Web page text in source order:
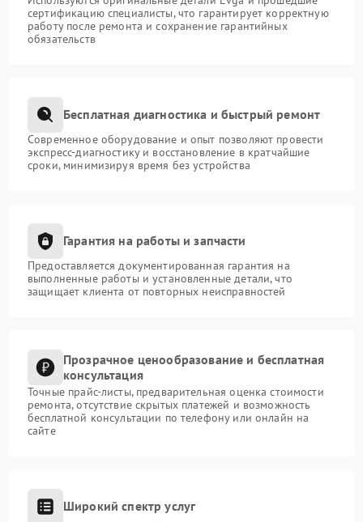
сертификацию специалисты, что гарантирует корректную
работу после ремонта и сохранение гарантийных
обязательств
Бесплатная диагностика и быстрый ремонт
Современное оборудование и опыт позволяют провести
экспресс-диагностику и восстановление в кратчайшие
сроки, минимизируя время без устройства
Гарантия на работы и запчасти
Предоставляется документированная гарантия на
выполненные работы и установленные детали, что
защищает клиента от повторных неисправностей
Прозрачное ценообразование и бесплатная
консультация
Точные прайс-листы, предварительная оценка стоимости
ремонта, отсутствие скрытых платежей и возможность
бесплатной консультации по телефону или онлайн на
сайте
Широкий спектр услуг